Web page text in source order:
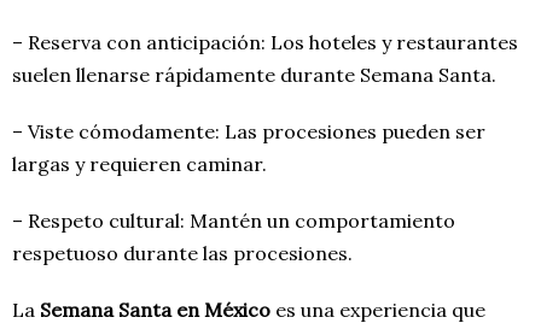
– Reserva con anticipación: Los hoteles y restaurantes
suelen llenarse rápidamente durante Semana Santa.
– Viste cómodamente: Las procesiones pueden ser
largas y requieren caminar.
– Respeto cultural: Mantén un comportamiento
respetuoso durante las procesiones.
La Semana Santa en México es una experiencia que